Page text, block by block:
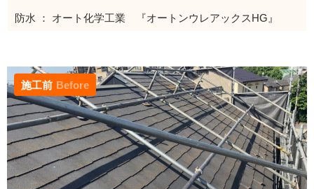
防水 ： オート化学工業 『オートンウレアックスHG』
施工前 Before